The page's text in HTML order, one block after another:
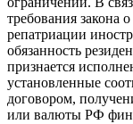
требования закона
репатриации
обязанность
признается
установленные
договором,
или валюты РФ